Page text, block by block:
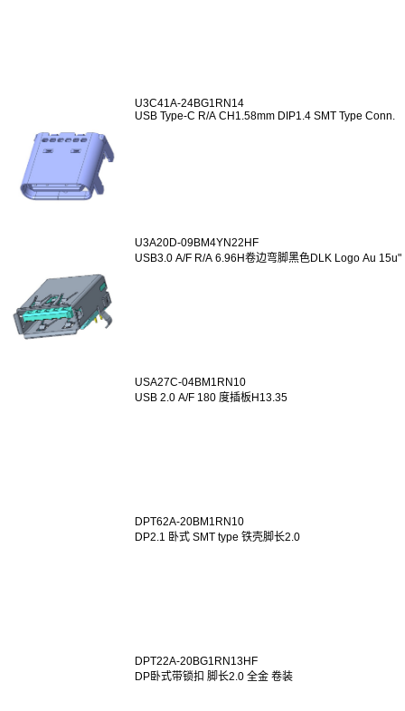
U3C41A-24BG1RN14
USB Type-C R/A CH1.58mm DIP1.4 SMT Type Conn.
U3A20D-09BM4YN22HF
USB3.0 A/F R/A 6.96H卷边弯脚黑色DLK Logo Au 15u"
USA27C-04BM1RN10
USB 2.0 A/F 180 度插板H13.35
DPT62A-20BM1RN10
DP2.1 卧式 SMT type 铁壳脚长2.0
DPT22A-20BG1RN13HF
DP卧式带锁扣 脚长2.0 全金 卷装